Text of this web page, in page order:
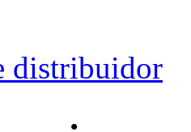
distribuidor